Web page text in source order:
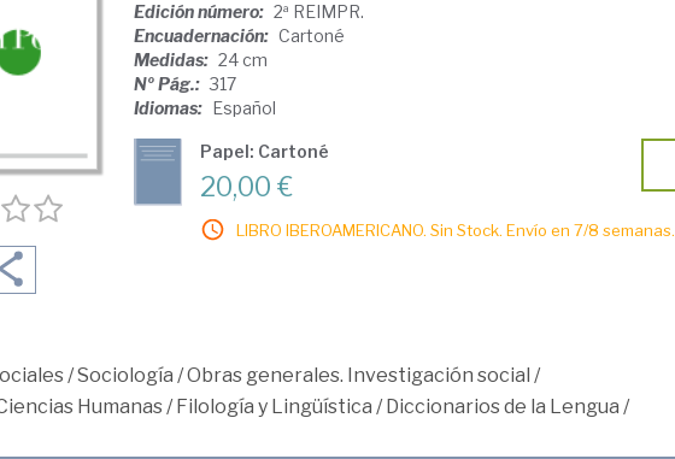
Edición número: 2ª REIMPR.
Encuadernación: Cartoné
Medidas: 24 cm
Nº Pág.: 317
Idiomas: Español
Papel: Cartoné
20,00 €
LIBRO IBEROAMERICANO. Sin Stock. Envío en 7/8 semanas.
/Sociología /Obras generales. Investigación social /
Humanas/Filología y Lingüística /Diccionarios de la Lengua /